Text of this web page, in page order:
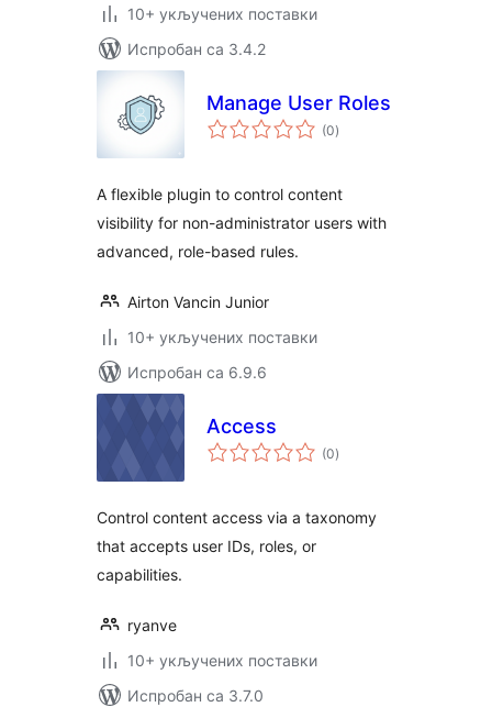
10+ укључених поставки
Испробан са 3.4.2
Manage User Roles
(0укупних
оцена
)
A flexible plugin to control content
visibility for non-administrator users with
advanced, role-based rules.
Airton Vancin Junior
10+ укључених поставки
Испробан са 6.9.6
Access
(0укупних
оцена
)
Control content access via a taxonomy
that accepts user IDs, roles, or
capabilities.
ryanve
10+ укључених поставки
Испробан са 3.7.0